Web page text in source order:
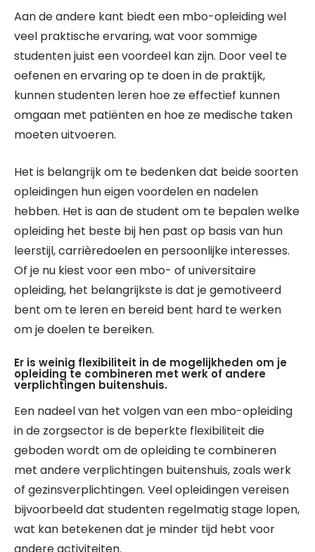
Aan de andere kant biedt een mbo-opleiding wel
veel praktische ervaring, wat voor sommige
studenten juist een voordeel kan zijn. Door veel te
oefenen en ervaring op te doen in de praktijk,
kunnen studenten leren hoe ze effectief kunnen
omgaan met patiënten en hoe ze medische taken
moeten uitvoeren.
Het is belangrijk om te bedenken dat beide soorten
opleidingen hun eigen voordelen en nadelen
hebben. Het is aan de student om te bepalen welke
opleiding het beste bij hen past op basis van hun
leerstijl, carrièredoelen en persoonlijke interesses.
Of je nu kiest voor een mbo- of universitaire
opleiding, het belangrijkste is dat je gemotiveerd
bent om te leren en bereid bent hard te werken
om je doelen te bereiken.
Er is weinig flexibiliteit in de mogelijkheden om je
opleiding te combineren met werk of andere
verplichtingen buitenshuis.
Een nadeel van het volgen van een mbo-opleiding
in de zorgsector is de beperkte flexibiliteit die
geboden wordt om de opleiding te combineren
met andere verplichtingen buitenshuis, zoals werk
of gezinsverplichtingen. Veel opleidingen vereisen
bijvoorbeeld dat studenten regelmatig stage lopen,
wat kan betekenen dat je minder tijd hebt voor